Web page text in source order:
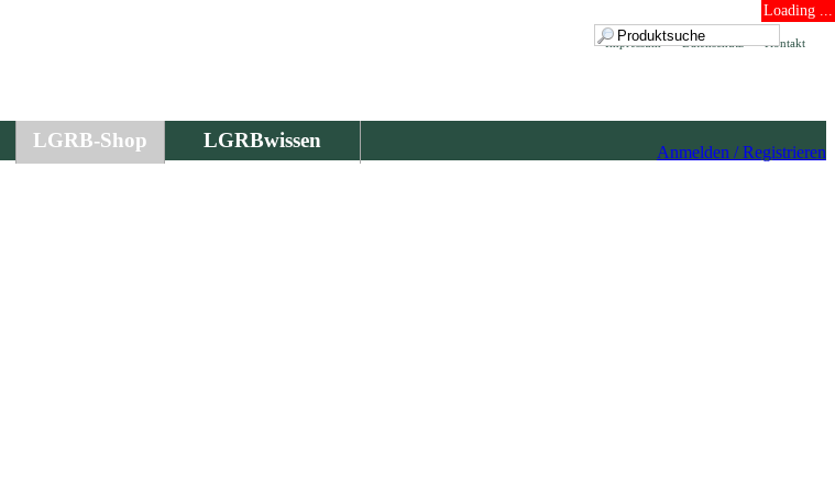
Loading ...
Kontakt
Datenschutz
Impressum
LGRB-Shop LGRBwissen
Anmelden / Registrieren